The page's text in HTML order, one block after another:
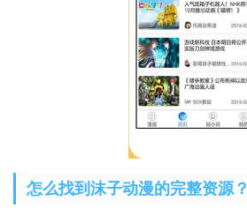
怎么找到沫子动漫的完整资源？